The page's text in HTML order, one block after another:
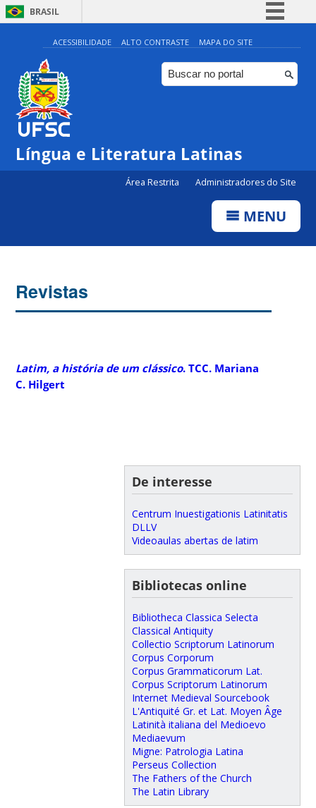
BRASIL
Simplifique!
Comunica BR
Participe
Canais
ACESSIBILIDADE ALTO CONTRASTE MAPA DO SITE
Língua e Literatura Latinas
Área Restrita Administradores do Site
MENU
Revistas
Latim, a história de um clássico. TCC. Mariana
C. Hilgert
De interesse
Centrum Inuestigationis Latinitatis
DLLV
Videoaulas abertas de latim
Bibliotecas online
Bibliotheca Classica Selecta
Classical Antiquity
Collectio Scriptorum Latinorum
Corpus Corporum
Corpus Grammaticorum Lat.
Corpus Scriptorum Latinorum
Internet Medieval Sourcebook
L'Antiquité Gr. et Lat. Moyen Âge
Latinità italiana del Medioevo
Mediaevum
Migne: Patrologia Latina
Perseus Collection
The Fathers of the Church
The Latin Library